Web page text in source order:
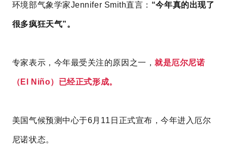
环境部气象学家Jennifer Smith直言： “今年真的出现了
很多疯狂天气”。
专家表示，今年最受关注的原因之一，就是厄尔尼诺
（El Niño）已经正式形成。
美国气候预测中心于6月11日正式宣布，今年进入厄尔
尼诺状态。